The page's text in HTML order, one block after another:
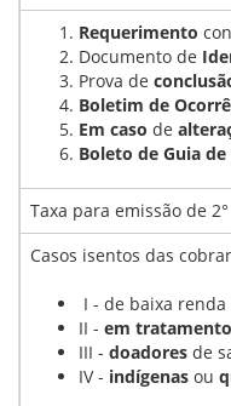
Requerimento
Documento de
Prova de
Boletim de
Em caso de
Boleto de Guia
Taxa para emissão de
Casos isentos das
I - de baixa
II - em
III - doadores de
IV - indígenas ou